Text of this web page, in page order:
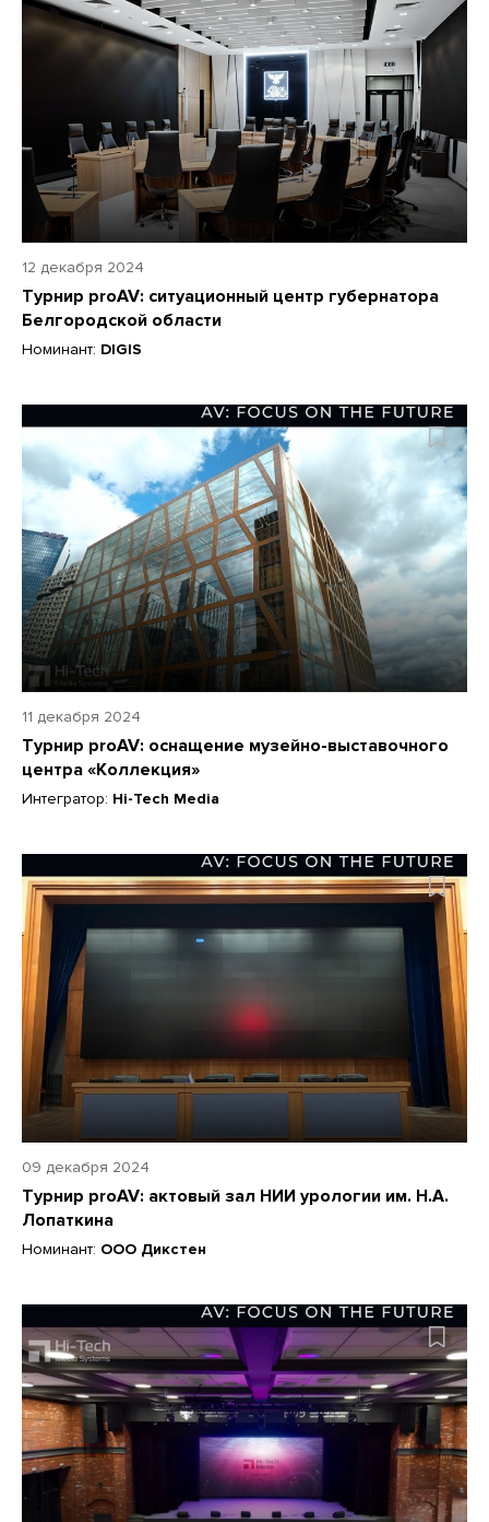
12 декабря 2024
Турнир proAV: ситуационный центр губернатора
Белгородской области
Номинант: DIGIS
11 декабря 2024
Турнир proAV: оснащение музейно-выставочного
центра «Коллекция»
Интегратор: Hi-Tech Media
09 декабря 2024
Турнир proAV: актовый зал НИИ урологии им. Н.А.
Лопаткина
Номинант: ООО Дикстен